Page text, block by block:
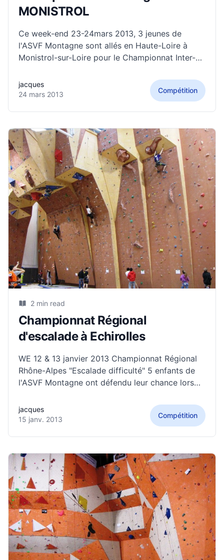
MONISTROL
Ce week-end 23-24mars 2013, 3 jeunes de
l'ASVF Montagne sont allés en Haute-Loire à
Monistrol-sur-Loire pour le Championnat Inter-
organisée sur un joli mur neufde 12mètres de
haut (terminé le 4mars 2013). Dernière
jacques
24 mars 2013
Compétition
2 min read
Championnat Régional
d'escalade à Echirolles
WE 12 & 13 janvier 2013 Championnat Régional
Rhône-Alpes "Escalade difficulté" 5 enfants de
l'ASVF Montagne ont défendu leur chance lors
structure de 12mètres de haut. Samedi 12 -->
épreuve pour les Cadets etJuniors Dimanche 13
jacques
15 janv. 2013
Compétition